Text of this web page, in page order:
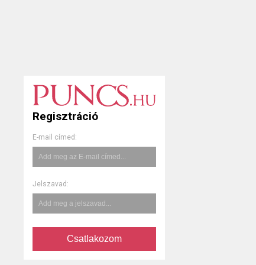
Regisztráció
E-mail címed:
Jelszavad:
Csatlakozom